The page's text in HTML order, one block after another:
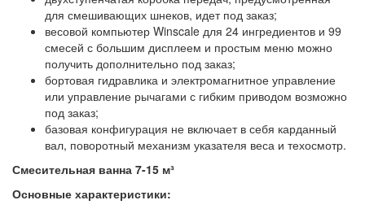
для смешивающих шнеков, идет под заказ;
весовой компьютер Winscale для 24 ингредиентов и 99
смесей с большим дисплеем и простым меню можно
получить дополнительно под заказ;
бортовая гидравлика и электромагнитное управление
или управление рычагами с гибким приводом возможно
под заказ;
базовая конфигурация не включает в себя карданный
вал, поворотный механизм указателя веса и техосмотр.
Смесительная ванна 7-15 м³
Основные характеристики: